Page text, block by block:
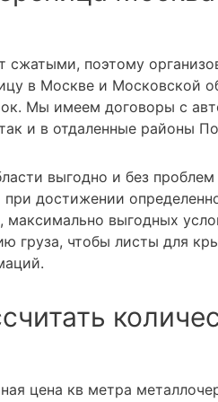
поэтому
в Москве и Московской
Мы имеем договоры с
и в отдаленные районы
выгодно и без проблем
достижении
максимально выгодных
груза, чтобы листы для
цена кв метра